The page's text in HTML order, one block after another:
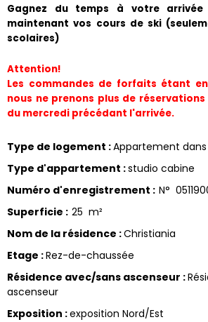
Gagnez du temps à votre arrivée
maintenant vos cours de ski
scolaires)
Attention!
Les commandes de forfaits étant
nous ne prenons plus de
du mercredi précédant l'arrivée.
Type de logement :Appartement dans
Type d'appartement :studio cabine
Numéro d'enregistrement : N°
Superficie : 25 m²
Nom de la résidence :Christiania
Etage :Rez-de-chaussée
Résidence avec/sans ascenseur :
ascenseur
Exposition :exposition Nord/Est